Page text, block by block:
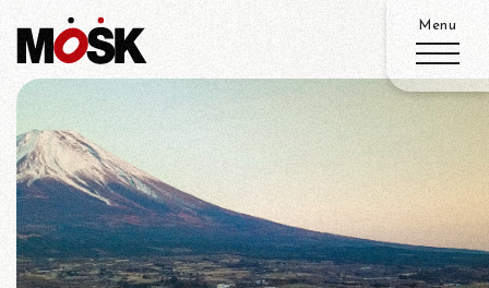
ABOUT
SERVICE